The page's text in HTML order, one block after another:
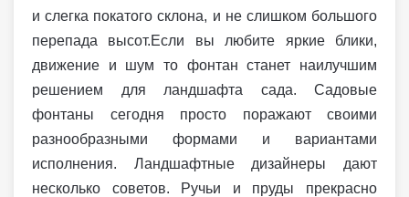
и слегка покатого склона, и не слишком большого
перепада высот.Если вы любите яркие блики,
движение и шум то фонтан станет наилучшим
решением для ландшафта сада. Садовые
фонтаны сегодня просто поражают своими
разнообразными формами и вариантами
исполнения. Ландшафтные дизайнеры дают
несколько советов. Ручьи и пруды прекрасно